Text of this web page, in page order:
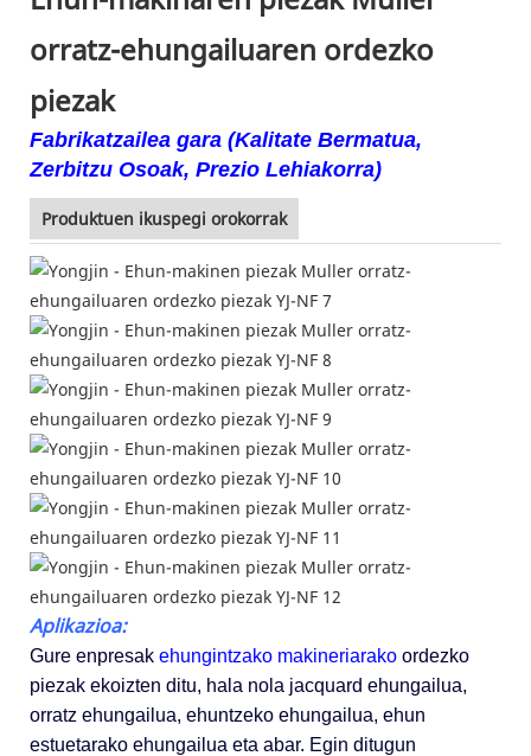
orratz-ehungailuaren ordezko
piezak
Fabrikatzailea gara (Kalitate Bermatua,
Zerbitzu Osoak, Prezio Lehiakorra)
Produktuen ikuspegi orokorrak
Aplikazioa:
Gure enpresak ehungintzako makineriarako ordezko
piezak ekoizten ditu, hala nola jacquard ehungailua,
orratz ehungailua, ehuntzeko ehungailua, ehun
estuetarako ehungailua eta abar. Egin ditugun